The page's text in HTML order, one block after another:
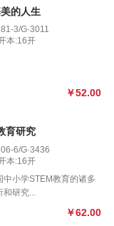
的人生
3/G·3011
本:16开
￥52.00
育研究
6/G·3436
本:16开
小学STEM教育的诸多
研究...
￥62.00